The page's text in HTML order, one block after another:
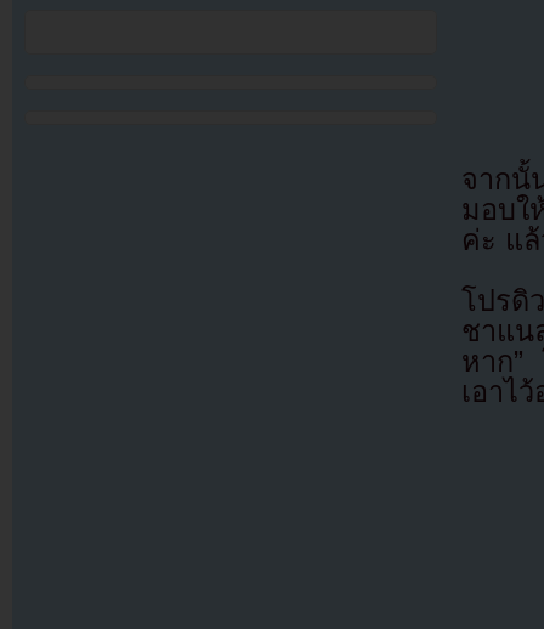
จากนั้
มอบใ
ค่ะ แ
โปรดิ
ชาแน
หาก”
เอาไ